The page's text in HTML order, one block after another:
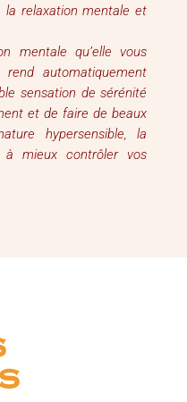
la relaxation mentale et
mentale qu’elle vous
automatiquement
sensation de sérénité
et de faire de beaux
hypersensible, la
à mieux contrôler vos